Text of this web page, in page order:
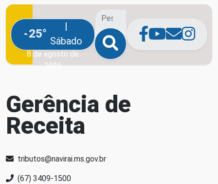
25°
|
Sábado
8 de agosto de
2026
Gerência de
Receita
tributos@navirai.ms.gov.br
(67) 3409-1500